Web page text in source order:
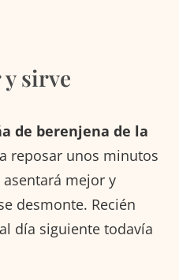
sirve
de berenjena de la
reposar unos minutos
mejor y
desmonte. Recién
día siguiente todavía